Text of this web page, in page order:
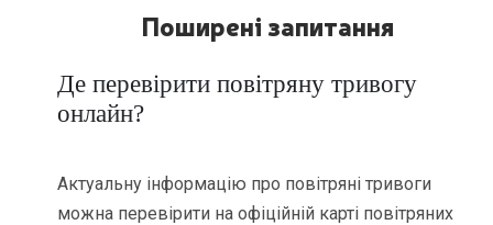
Поширені запитання
Де перевірити повітряну тривогу
онлайн?
Актуальну інформацію про повітряні тривоги
можна перевірити на офіційній карті повітряних